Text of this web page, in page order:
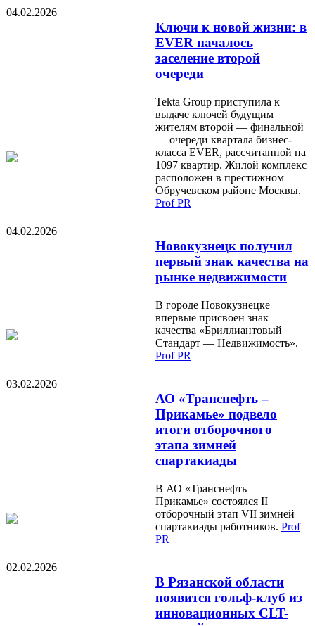
04.02.2026
Ключи к новой жизни: в
EVER началось
заселение второй
очереди
Tekta Group приступила к
выдаче ключей будущим
жителям второй — финальной
— очереди квартала бизнес-
класса EVER, рассчитанной на
1097 квартир. Жилой комплекс
расположен в престижном
Обручевском районе Москвы.
Prof PR
04.02.2026
Новокузнецк получил
первый знак качества на
рынке недвижимости
В городе Новокузнецке
впервые присвоен знак
качества «Бриллиантовый
Стандарт — Недвижимость».
Prof PR
03.02.2026
АО «Транснефть –
Прикамье» подвело
итоги отборочного
этапа зимней
спартакиады
В АО «Транснефть –
Прикамье» состоялся II
отборочный этап VII зимней
спартакиады работников. Prof
PR
02.02.2026
В Рязанской области
появится гольф-клуб из
инновационных CLT-